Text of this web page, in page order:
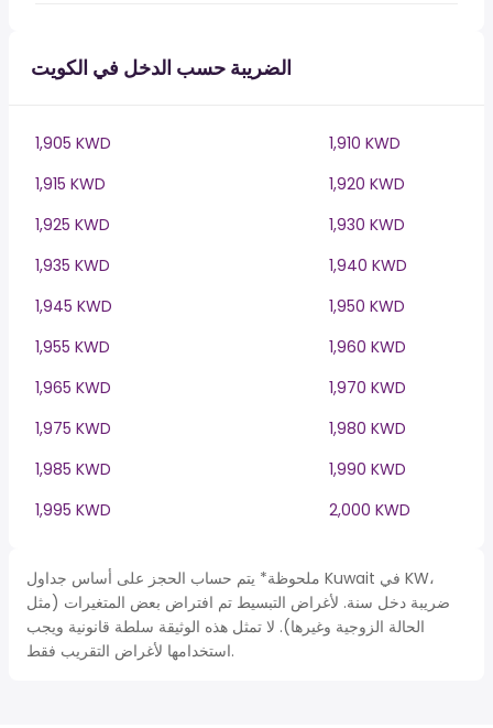
الضريبة حسب الدخل في الكويت
1,905 KWD
1,910 KWD
1,915 KWD
1,920 KWD
1,925 KWD
1,930 KWD
1,935 KWD
1,940 KWD
1,945 KWD
1,950 KWD
1,955 KWD
1,960 KWD
1,965 KWD
1,970 KWD
1,975 KWD
1,980 KWD
1,985 KWD
1,990 KWD
1,995 KWD
2,000 KWD
ملحوظة* يتم حساب الحجز على أساس جداول Kuwait في KW،
ضريبة دخل سنة. لأغراض التبسيط تم افتراض بعض المتغيرات (مثل
الحالة الزوجية وغيرها). لا تمثل هذه الوثيقة سلطة قانونية ويجب
استخدامها لأغراض التقريب فقط.